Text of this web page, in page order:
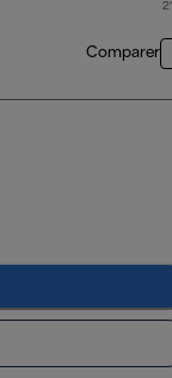
Comparer